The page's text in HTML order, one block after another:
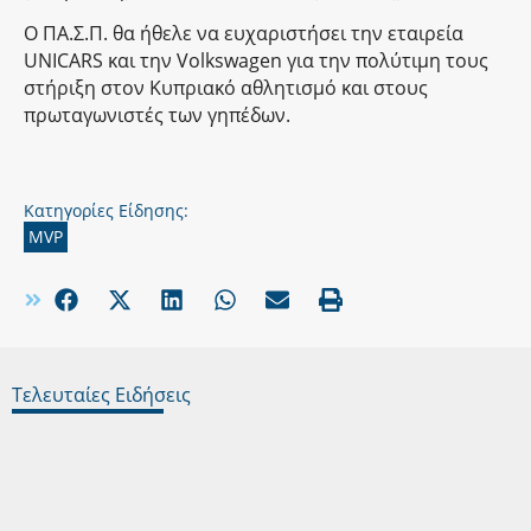
Ο ΠΑ.Σ.Π. θα ήθελε να ευχαριστήσει την εταιρεία
UNICARS και την Volkswagen για την πολύτιμη τους
στήριξη στον Κυπριακό αθλητισμό και στους
πρωταγωνιστές των γηπέδων.
Κατηγορίες Είδησης:
MVP
Τελευταίες Ειδήσεις